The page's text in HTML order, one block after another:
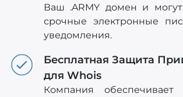
Ваш .ARMY домен и могут
срочные электронные
уведомления.
Бесплатная Защита
для Whois
Компания обеспечивает